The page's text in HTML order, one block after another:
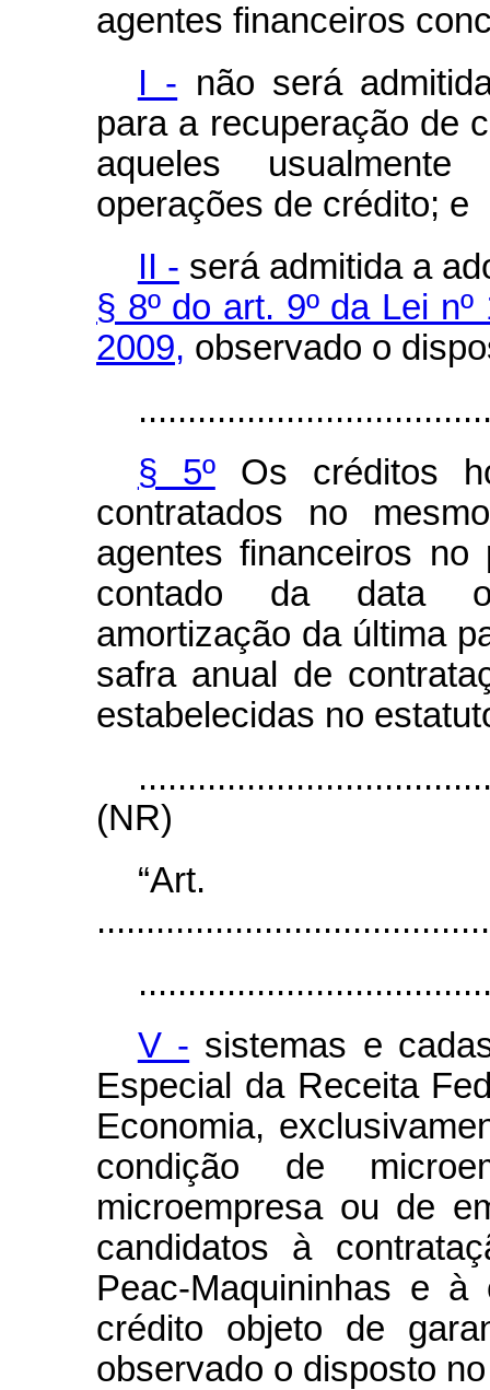
agentes financeiros
I - não será
para a recuperação de
aqueles
operações de crédito; e
II - será admitida a
§ 8º do art. 9º da Lei
2009, observado o
§ 5ºOs créditos
contratados no
agentes financeiros
contado da data
amortização da última
safra anual de
estabelecidas no
(NR)
V - sistemas e
Especial da Receita
Economia,
condição de
microempresa ou de
candidatos à
Peac-Maquininhas e
crédito objeto de
observado o disposto